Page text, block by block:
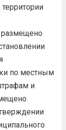
по местным
и